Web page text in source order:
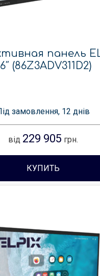
панель
(86Z3ADV311D2)
замовлення, 12 днів
від 229 905 грн.
КУПИТЬ